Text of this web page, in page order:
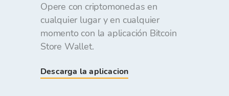
Opere con criptomonedas en
cualquier lugar y en cualquier
momento con la aplicación Bitcoin
Store Wallet.
Descarga la aplicacion